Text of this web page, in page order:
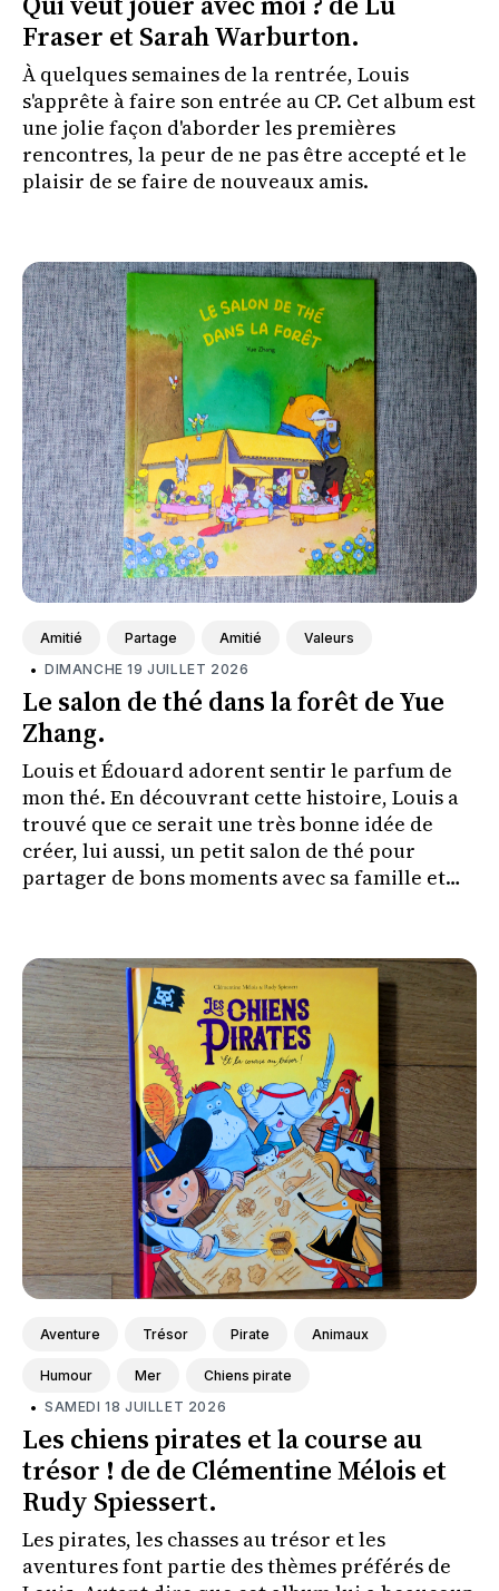
Fraser et Sarah Warburton.
À quelques semaines de la rentrée, Louis
s'apprête à faire son entrée au CP. Cet album est
une jolie façon d'aborder les premières
rencontres, la peur de ne pas être accepté et le
plaisir de se faire de nouveaux amis.
Amitié Partage Amitié Valeurs
• DIMANCHE 19 JUILLET 2026
Le salon de thé dans la forêt de Yue
Zhang.
Louis et Édouard adorent sentir le parfum de
mon thé. En découvrant cette histoire, Louis a
trouvé que ce serait une très bonne idée de
créer, lui aussi, un petit salon de thé pour
partager de bons moments avec sa famille et
Aventure Trésor Pirate Animaux
Humour Mer Chiens pirate
• SAMEDI 18 JUILLET 2026
Les chiens pirates et la course au
trésor ! de de Clémentine Mélois et
Rudy Spiessert.
Les pirates, les chasses au trésor et les
aventures font partie des thèmes préférés de